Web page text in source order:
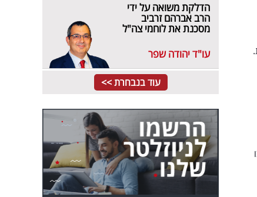
הדלקת משואה על ידי
הרב אברהם זרביב
מסכנת את לוחמי צה"ל
עו"ד יהודה שפר
עוד בנבחרת >>